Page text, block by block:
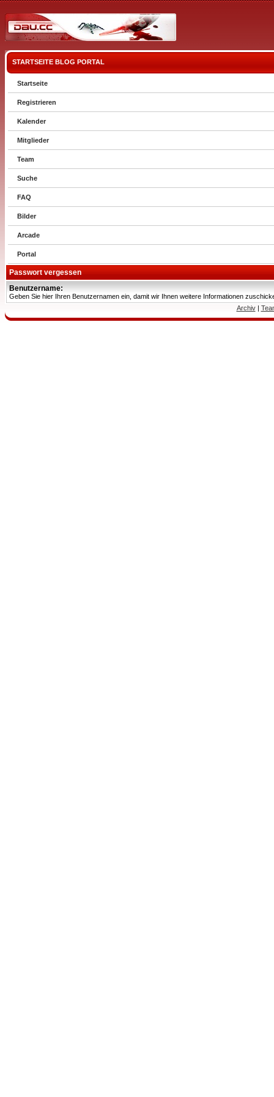
STARTSEITE BLOG PORTAL
Startseite
Registrieren
Kalender
Mitglieder
Team
Suche
FAQ
Bilder
Arcade
Portal
Passwort vergessen
Benutzername:
Geben Sie hier Ihren Benutzernamen ein, damit wir Ihnen weitere Informationen
Archiv|